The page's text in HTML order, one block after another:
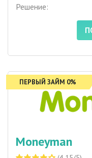
Решение:
ПЕРВЫЙ ЗАЙМ 0%
Moneyman